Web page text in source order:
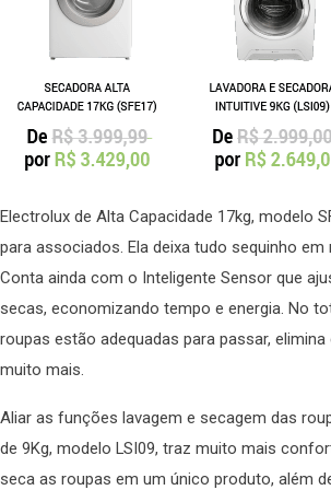
Electrolux de Alta Capacidade 17kg, modelo
para associados. Ela deixa tudo sequinho
Conta ainda com o Inteligente Sensor que
secas, economizando tempo e energia. No
roupas estão adequadas para passar,
muito mais.
Aliar as funções lavagem e secagem das
de 9Kg, modelo LSI09, traz muito mais
seca as roupas em um único produto, além